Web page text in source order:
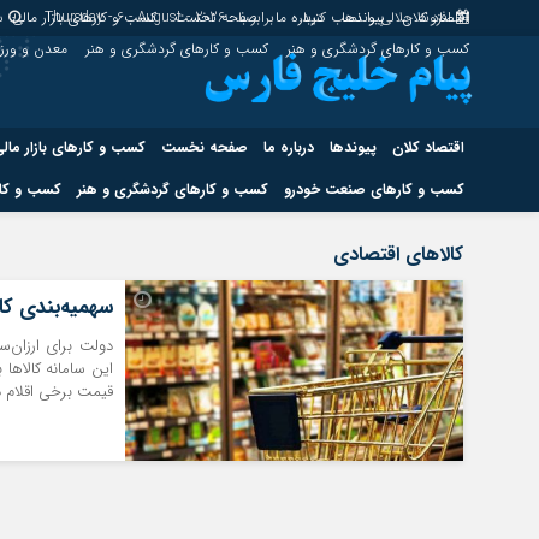
افزونه جلالی را نصب کنید. برابر با : Thursday - 6 - August - 2026 اقتصاد کلان پیوندها درباره ما صفحه نخست کسب و کارهای بازار مالی
کسب و کارهای گردشگری و هنر
کسب و کارهای گردشگری و هنر معدن و
اقتصاد کلان پیوندها درباره ما صفحه نخست کسب و کارهای بازار
کسب و کارهای صنعت خودرو
کسب و کارهای گردشگری و هنر کسب و
کسب و کارهای حوزه انرژی کسب و کارهای
هوش مصنوعی
کالاهای اقتصادی
سهمیه‌بندی
دولت برای
این سامانه
قیمت برخی اقلام